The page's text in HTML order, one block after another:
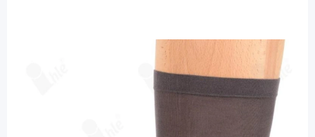
Ihle Diabetikersocke graphit Gr. 47-50 -
fein extra weit / 1 Paar